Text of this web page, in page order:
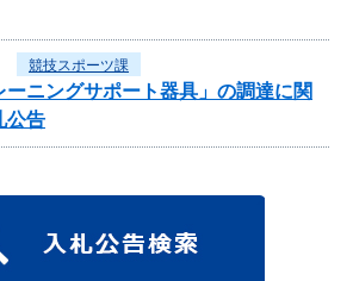
競技スポーツ課
ーニングサポート器具」の調達に関
公告